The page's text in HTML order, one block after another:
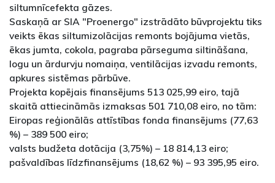
siltumnīcefekta gāzes.
Saskaņā ar SIA "Proenergo" izstrādāto būvprojektu tiks
veikts ēkas siltumizolācijas remonts bojājuma vietās,
ēkas jumta, cokola, pagraba pārseguma siltināšana,
logu un ārdurvju nomaiņa, ventilācijas izvadu remonts,
apkures sistēmas pārbūve.
Projekta kopējais finansējums 513 025,99 eiro, tajā
skaitā attiecināmās izmaksas 501 710,08 eiro, no tām:
Eiropas reģionālās attīstības fonda finansējums (77,63
%) – 389 500 eiro;
valsts budžeta dotācija (3,75%) – 18 814,13 eiro;
pašvaldības līdzfinansējums (18,62 %) – 93 395,95 eiro.